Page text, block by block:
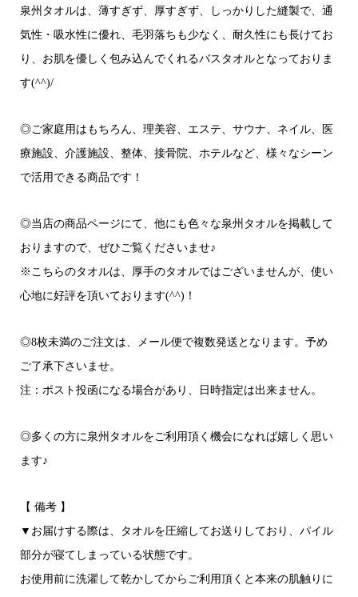
泉州タオルは、薄すぎず、厚すぎず、しっかりした縫製で、通
気性・吸水性に優れ、毛羽落ちも少なく、耐久性にも長けてお
り、お肌を優しく包み込んでくれるバスタオルとなっておりま
す(^^)/
◎ご家庭用はもちろん、理美容、エステ、サウナ、ネイル、医
療施設、介護施設、整体、接骨院、ホテルなど、様々なシーン
で活用できる商品です！
◎当店の商品ページにて、他にも色々な泉州タオルを掲載して
おりますので、ぜひご覧くださいませ♪
※こちらのタオルは、厚手のタオルではございませんが、使い
心地に好評を頂いております(^^)！
◎8枚未満のご注文は、メール便で複数発送となります。予め
ご了承下さいませ。
注：ポスト投函になる場合があり、日時指定は出来ません。
◎多くの方に泉州タオルをご利用頂く機会になれば嬉しく思い
ます♪
【 備考 】
▼お届けする際は、タオルを圧縮してお送りしており、パイル
部分が寝てしまっている状態です。
お使用前に洗濯して乾かしてからご利用頂くと本来の肌触りに